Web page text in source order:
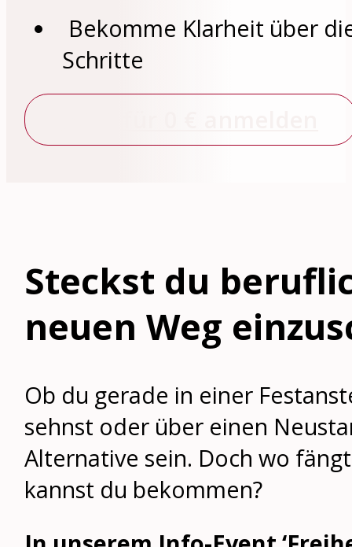
Bekomme Klarheit über
Schritte
Steckst du
neuen Weg
Ob du gerade in einer
sehnst oder über einen
Alternative sein. Doch wo
kannst du bekommen?